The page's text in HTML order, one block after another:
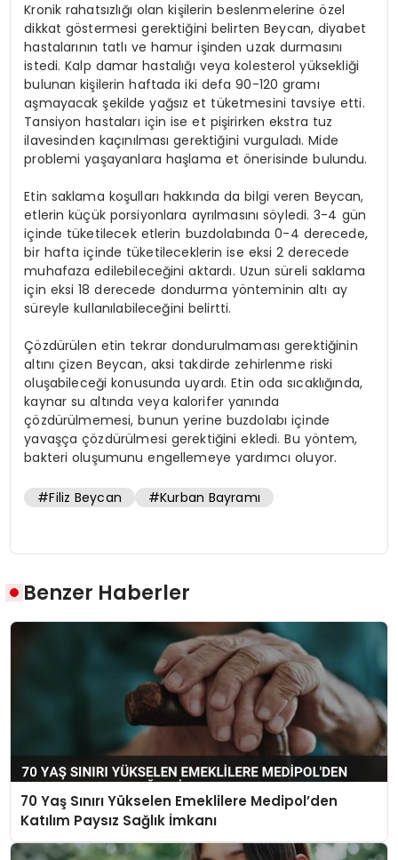
Kronik rahatsızlığı olan kişilerin beslenmelerine özel
dikkat göstermesi gerektiğini belirten Beycan, diyabet
hastalarının tatlı ve hamur işinden uzak durmasını
istedi. Kalp damar hastalığı veya kolesterol yüksekliği
bulunan kişilerin haftada iki defa 90-120 gramı
aşmayacak şekilde yağsız et tüketmesini tavsiye etti.
Tansiyon hastaları için ise et pişirirken ekstra tuz
ilavesinden kaçınılması gerektiğini vurguladı. Mide
problemi yaşayanlara haşlama et önerisinde bulundu.
Etin saklama koşulları hakkında da bilgi veren Beycan,
etlerin küçük porsiyonlara ayrılmasını söyledi. 3-4 gün
içinde tüketilecek etlerin buzdolabında 0-4 derecede,
bir hafta içinde tüketileceklerin ise eksi 2 derecede
muhafaza edilebileceğini aktardı. Uzun süreli saklama
için eksi 18 derecede dondurma yönteminin altı ay
süreyle kullanılabileceğini belirtti.
Çözdürülen etin tekrar dondurulmaması gerektiğinin
altını çizen Beycan, aksi takdirde zehirlenme riski
oluşabileceği konusunda uyardı. Etin oda sıcaklığında,
kaynar su altında veya kalorifer yanında
çözdürülmemesi, bunun yerine buzdolabı içinde
yavaşça çözdürülmesi gerektiğini ekledi. Bu yöntem,
bakteri oluşumunu engellemeye yardımcı oluyor.
#Filiz Beycan #Kurban Bayramı
Benzer Haberler
70 Yaş Sınırı Yükselen Emeklilere Medipol’den
Katılım Paysız Sağlık İmkanı